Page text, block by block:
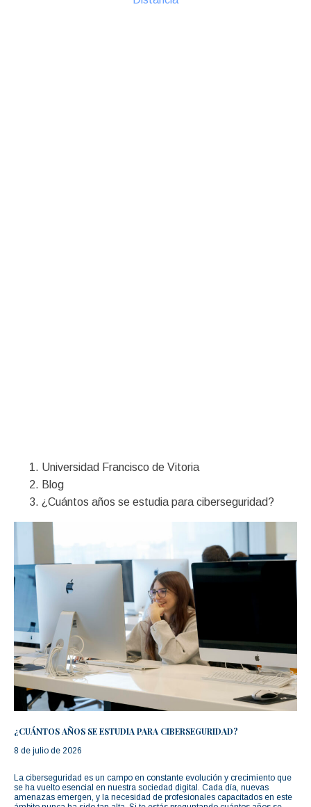
Universidad Francisco de Vitoria
Blog
¿Cuántos años se estudia para ciberseguridad?
¿CUÁNTOS AÑOS SE ESTUDIA PARA CIBERSEGURIDAD?
8 de julio de 2026
La ciberseguridad es un campo en constante evolución y crecimiento que
se ha vuelto esencial en nuestra sociedad digital. Cada día, nuevas
amenazas emergen, y la necesidad de profesionales capacitados en este